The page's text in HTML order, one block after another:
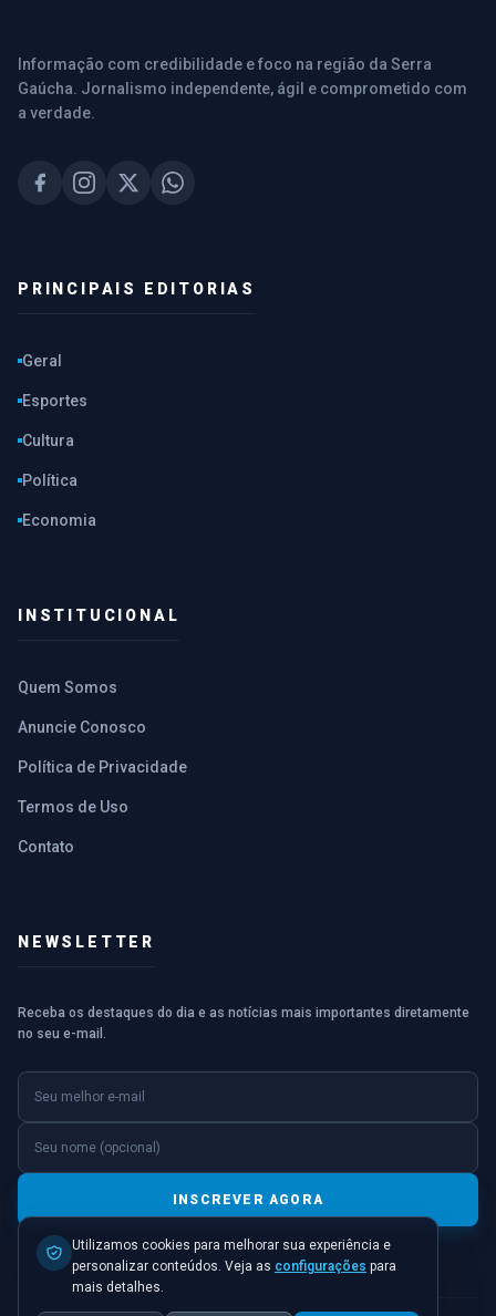
Informação com credibilidade e foco na região da Serra
Gaúcha. Jornalismo independente, ágil e comprometido com
a verdade.
PRINCIPAIS EDITORIAS
Geral
Esportes
Cultura
Política
Economia
INSTITUCIONAL
Quem Somos
Anuncie Conosco
Política de Privacidade
Termos de Uso
Contato
NEWSLETTER
Receba os destaques do dia e as notícias mais importantes diretamente
no seu e-mail.
E-mail
Nome (opcional)
INSCREVER AGORA
Utilizamos cookies para melhorar sua experiência e
personalizar conteúdos. Veja as configurações para
mais detalhes.